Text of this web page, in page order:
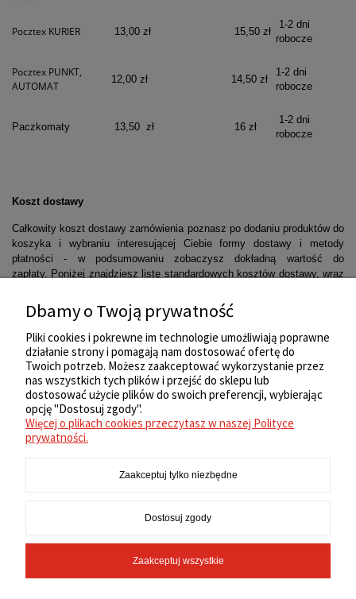
Pocztex KURIER 13,00 zł 15,50 zł
1-2 dni
robocze
Pocztex PUNKT,
AUTOMAT
12,00 zł 14,50 zł
1-2 dni
robocze
Paczkomaty 13,50 zł 16 zł
1-2 dni
robocze
Koszt dostawy
Całkowity koszt dostawy zamówienia poznasz po dodaniu produktów do
koszyka i wybraniu interesującej Ciebie formy dostawy i metody
płatności - w podsumowaniu zobaczysz dokładną wartość do
zapłaty. Poniżej znajdziesz listę standardowych kosztów dostawy, wraz
Uwaga:koszt dostawy może ulec zwiększeniu w przypadku produktów
o niestandardowych gabarytach i/lub większej wadze.
ZAKUPY
MOJE KONTO
INFORMACJE
Dbamy o Twoją prywatność
Pliki cookies i pokrewne im technologie umożliwiają poprawne
działanie strony i pomagają nam dostosować ofertę do
Twoich potrzeb. Możesz zaakceptować wykorzystanie przez
nas wszystkich tych plików i przejść do sklepu lub
dostosować użycie plików do swoich preferencji, wybierając
opcję "Dostosuj zgody".
Więcej o plikach cookies przeczytasz w naszej Polityce
prywatności.
Zaakceptuj tylko niezbędne
Dostosuj zgody
Zaakceptuj wszystkie